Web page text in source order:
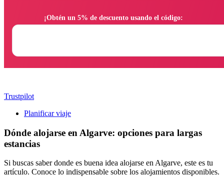
Trustpilot
Planificar viaje
Dónde alojarse en Algarve: opciones para largas
estancias
Si buscas saber donde es buena idea alojarse en Algarve, este es tu
artículo. Conoce lo indispensable sobre los alojamientos disponibles.